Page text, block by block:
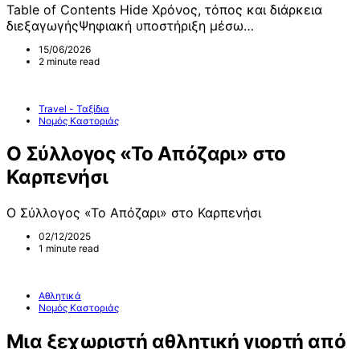
Table of Contents Hide Χρόνος, τόπος και διάρκεια
διεξαγωγήςΨηφιακή υποστήριξη μέσω…
15/06/2026
2 minute read
Travel - Ταξίδια
Νομός Καστοριάς
Ο Σύλλογος «Το Απόζαρι» στο
Καρπενήσι
Ο Σύλλογος «Το Απόζαρι» στο Καρπενήσι
02/12/2025
1 minute read
Αθλητικά
Νομός Καστοριάς
Μια ξεχωριστή αθλητική γιορτή από